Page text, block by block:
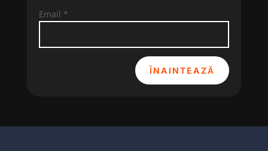
Email *
ÎNAINTEAZĂ